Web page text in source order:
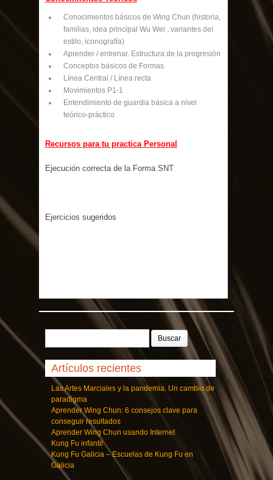
Conocimientos básicos de Wing Chun (historia,
familias, idea principal Wu Wei , variantes del
estilo, iconografía)
Aprender / entrenar. Estructura de la progresión
Conceptos básicos de Formas
Línea Central / Línea recta
Movimientos P1-1
Entendimiento de guardia básica a nivel
teórico-práctico
Recursos para tu practica Personal
Ejecución correcta de la Forma SNT
Ejercicios sugeridos
Buscar:
Artículos recientes
Las Artes Marciales y la pandemia. Un cambio de
paradigma
Aprender Wing Chun: 6 consejos clave para
conseguir resultados
Aprender Wing Chun usando Internet
Kung Fu infantil
Kung Fu Galicia – Escuelas de Kung Fu en
Galicia